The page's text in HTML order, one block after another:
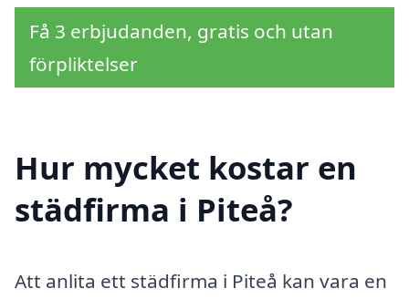
Få 3 erbjudanden, gratis och utan
förpliktelser
Hur mycket kostar en
städfirma i Piteå?
Att anlita ett städfirma i Piteå kan vara en